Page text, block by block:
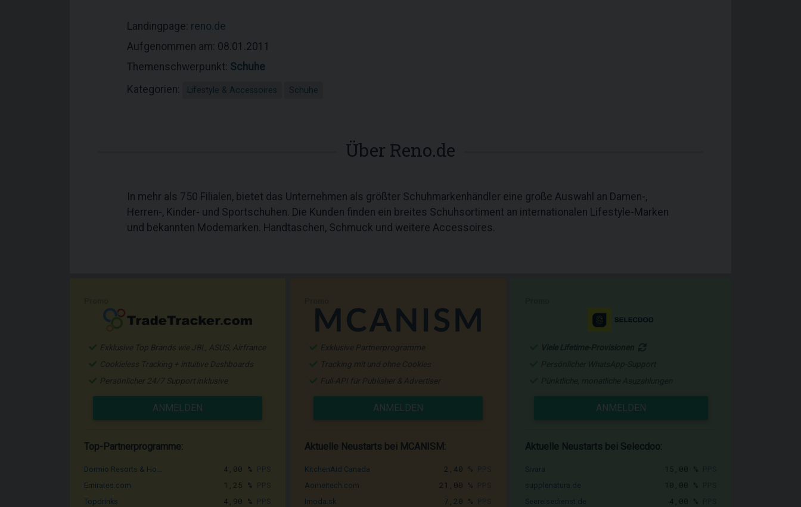
Landingpage: reno.de
Aufgenommen am: 08.01.2011
Themenschwerpunkt: Schuhe
Kategorien:
Lifestyle & Accessoires Schuhe
Über Reno.de
In mehr als 750 Filialen, bietet das Unternehmen als größter Schuhmarkenhändler eine große Auswahl an Damen-,
Herren-, Kinder- und Sportschuhen. Die Kunden finden ein breites Schuhsortiment an internationalen Lifestyle-Marken
und bekannten Modemarken. Handtaschen, Schmuck und weitere Accessoires.
Exklusive Top Brands wie JBL, ASUS, Airfrance
Cookieless Tracking + intuitive Dashboards
Persönlicher 24/7 Support inklusive
ANMELDEN
Top-Partnerprogramme:
Dormio Resorts & Ho... 4,00 %
Emirates.com 1,25 %
Topdrinks 4,90 %
Exklusive Partnerprogramme
Tracking mit und ohne Cookies
Full-API für Publisher & Advertiser
ANMELDEN
Aktuelle Neustarts bei MCANISM:
KitchenAid Canada 2,40 %
Aomeitech.com 21,00 %
Imoda.sk 7,20 %
ANMELDEN
Aktuelle Neustarts bei Selecdoo:
15,00 %
10,00 %
4,00 %